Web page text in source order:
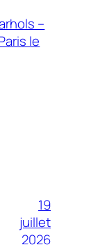
–
le
19
juillet
2026